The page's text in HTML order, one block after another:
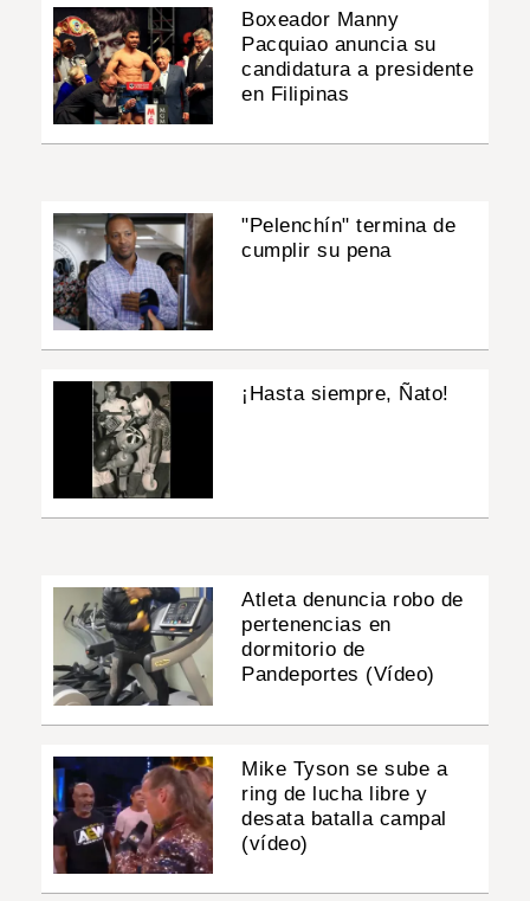
Boxeador Manny
Pacquiao anuncia su
candidatura a presidente
en Filipinas
"Pelenchín" termina de
cumplir su pena
¡Hasta siempre, Ñato!
Atleta denuncia robo de
pertenencias en
dormitorio de
Pandeportes (Vídeo)
Mike Tyson se sube a
ring de lucha libre y
desata batalla campal
(vídeo)